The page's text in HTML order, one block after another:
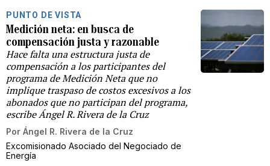
PUNTO DE VISTA
Medición neta: en busca de
compensación justa y razonable
Hace falta una estructura justa de
compensación a los participantes del
programa de Medición Neta que no
implique traspaso de costos excesivos a los
abonados que no participan del programa,
escribe Ángel R. Rivera de la Cruz
Por Ángel R. Rivera de la Cruz
Excomisionado Asociado del Negociado de
Energía